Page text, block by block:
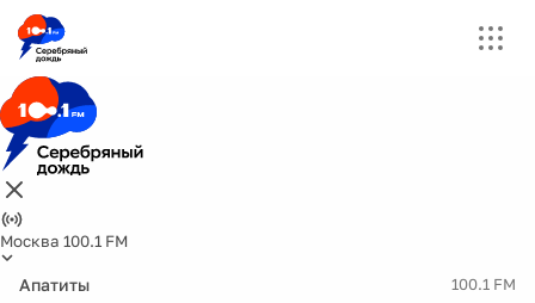
Москва 100.1 FM
Апатиты 100.1 FM